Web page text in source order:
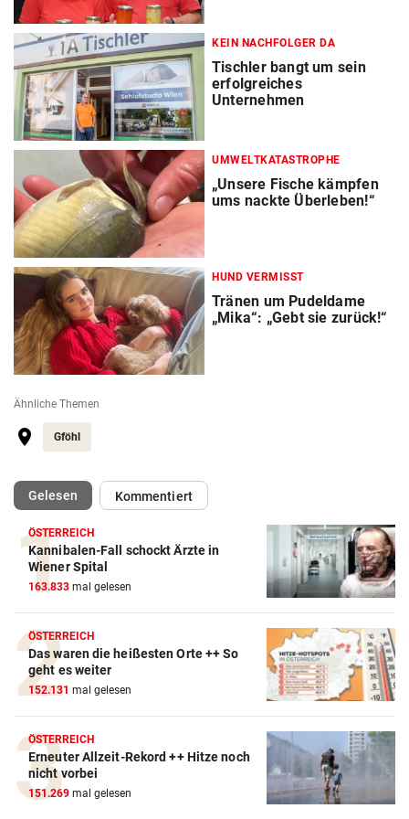
KEIN NACHFOLGER DA
Tischler bangt um sein
erfolgreiches
Unternehmen
UMWELTKATASTROPHE
„Unsere Fische kämpfen
ums nackte Überleben!“
HUND VERMISST
Tränen um Pudeldame
„Mika“: „Gebt sie zurück!“
Ähnliche Themen
Gföhl
Gelesen(ausgewählt)Kommentiert
ÖSTERREICH
Kannibalen-Fall schockt Ärzte in
Wiener Spital
163.833 mal gelesen
ÖSTERREICH
Das waren die heißesten Orte ++ So
geht es weiter
152.131 mal gelesen
ÖSTERREICH
Erneuter Allzeit-Rekord ++ Hitze noch
nicht vorbei
151.269 mal gelesen